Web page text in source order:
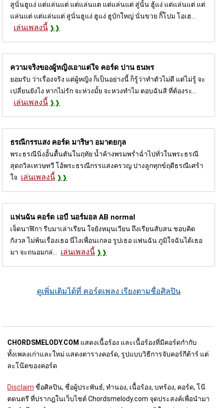
สูนั่นฮูแง่ แต่แล่นแต่ แต่แล่นแต แต่แล่นแต่ สู่นั้น ฮู้แง่ แต่แล่นแต่ แต่
แล่นแต่ แต่แล่นแต่ สูนั่นฮูแง่ ฮูแง่ ฮูบักใหญ่ นั่นขวย กิ๊โปม โอเฮ...
เล่นเพลงนี้
ความจริงของผู้หญิงเอาแต่ใจ คอร์ด ปาน ธนพร
ยอมรับ ว่าเรื่องจริง แต่ผู้หญิง ก็เป็นอย่างนี้ ก็รู้ว่าทำตัวไม่ดี แต่ไม่รู้ จะ
เปลี่ยนยังไง หากไม่รัก จะห่วงมั้ย จะหวงทำไม ตอบฉันสิ ที่ต้องระ...
เล่นเพลงนี้
ธรณีกรรแสง คอร์ด มาริษา อมาตยกุล
พระธรณีนิ่งอั้นตื้นตันในฤทัย น้ำค้างพรมพร่ำฉ่ำไปทั่วในพระธรณี
สุดถวิลเทวษทวี โอ้พระธรณีกรรแสงครวญ ปางลูกทุกข์ฤดีธรณีเศร้า
ใจ เล่นเพลงนี้
แฟนฉัน คอร์ด เอบี นอร์มอล AB normal
เจ็ดนาฬิกา รีบมาเล่าเรียน ใจยังหมุนเวียน ถึงเรียนสับสน ชอบคิด
กังวล ไม่พ้นเรื่องเธอ นี่ไงเพื่อนเกลอ รูปเธอ แฟนฉัน ภูมิใจฉันได้เธอ
มา จะถนอมกล่...
เล่นเพลงนี้
ดูเพิ่มเติมได้ที่ คอร์ดเพลง เรียงตามชื่อศิลปิน
CHORDSMELODY.COM แสดงเนื้อร้อง และเนื้อร้องที่มีคอร์ดกำกับ
ทั้งเพลงเก่าและใหม่ แสดงตารางคอร์ด, รูปแบบวิธีการจับคอร์กีต้าร์ แต่
ละโน๊ตของคอร์ด
Disclaim ชื่อศิลปิน, ชื่อผู้ประพันธ์, ทำนอง, เนื้อร้อง, บทร้อง, คอร์ด, โน๊
ตดนตรี ที่ปรากฎในเว็บไชต์ Chordsmelody.com จุดประสงค์เพื่อนำมา